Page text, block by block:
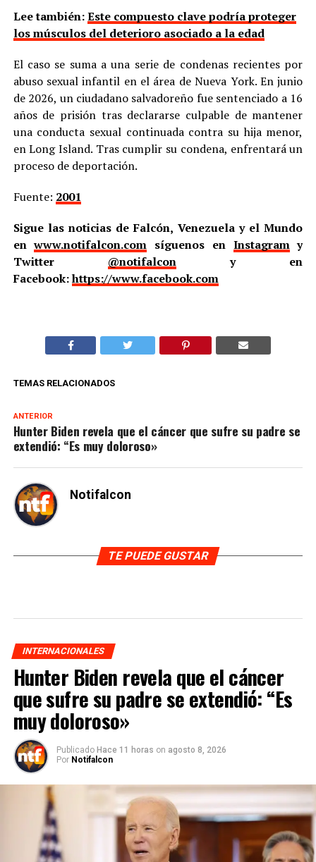
Lee también:Este compuesto clave podría proteger
los músculos del deterioro asociado a la edad
El caso se suma a una serie de condenas recientes por
abuso sexual infantil en el área de Nueva York. En junio
de 2026, un ciudadano salvadoreño fue sentenciado a 16
años de prisión tras declararse culpable de mantener
una conducta sexual continuada contra su hija menor,
en Long Island. Tras cumplir su condena, enfrentará un
proceso de deportación.
Fuente: 2001
Sigue las noticias de Falcón, Venezuela y el Mundo
enwww.notifalcon.com síguenos en Instagramy
Twitter @notifalcony en
Facebook:https://www.facebook.com
TEMAS RELACIONADOS
ANTERIOR
Hunter Biden revela que el cáncer que sufre su padre se
extendió: “Es muy doloroso»
Notifalcon
TE PUEDE GUSTAR
INTERNACIONALES
Hunter Biden revela que el cáncer
que sufre su padre se extendió: “Es
muy doloroso»
Publicado Hace 11 horas on agosto 8, 2026
Por Notifalcon